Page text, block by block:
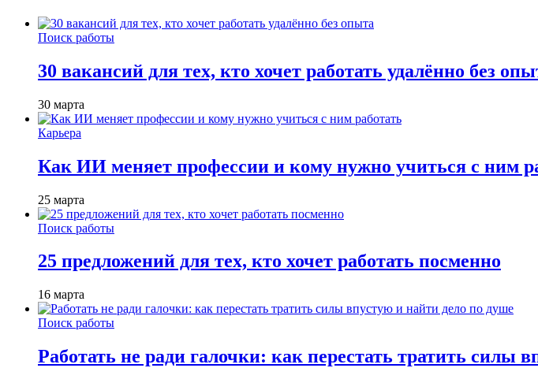
Поиск работы
30 вакансий для тех, кто хочет работать удалённо без
30 марта
Карьера
Как ИИ меняет профессии и кому нужно учиться с ним
25 марта
Поиск работы
25 предложений для тех, кто хочет работать посменно
16 марта
Поиск работы
Работать не ради галочки: как перестать тратить силы